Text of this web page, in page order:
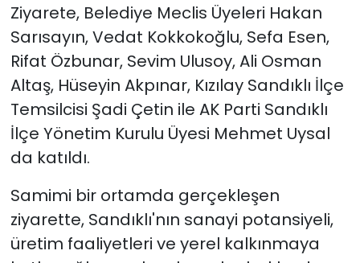
Ziyarete, Belediye Meclis Üyeleri Hakan
Sarısayın, Vedat Kokkokoğlu, Sefa Esen,
Rifat Özbunar, Sevim Ulusoy, Ali Osman
Altaş, Hüseyin Akpınar, Kızılay Sandıklı İlçe
Temsilcisi Şadi Çetin ile AK Parti Sandıklı
İlçe Yönetim Kurulu Üyesi Mehmet Uysal
da katıldı.
Samimi bir ortamda gerçekleşen
ziyarette, Sandıklı'nın sanayi potansiyeli,
üretim faaliyetleri ve yerel kalkınmaya